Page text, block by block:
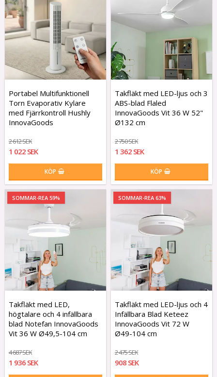
Portabel Multifunktionell
Torn Evaporativ Kylare
med Fjärrkontroll Hushly
InnovaGoods
2 612 SEK
1 022 SEK
KÖP
Takfläkt med LED-ljus och 3
ABS-blad Flaled
InnovaGoods Vit 36 W 52"
Ø132 cm
2 750 SEK
1 362 SEK
KÖP
SOMMAR-REA 59%
Takfläkt med LED,
högtalare och 4 infällbara
blad Notefan InnovaGoods
Vit 36 W Ø49,5-104 cm
4 687 SEK
1 936 SEK
SOMMAR-REA 63%
Takfläkt med LED-ljus och 4
Infällbara Blad Keteez
InnovaGoods Vit 72 W
Ø49-104 cm
2 475 SEK
908 SEK